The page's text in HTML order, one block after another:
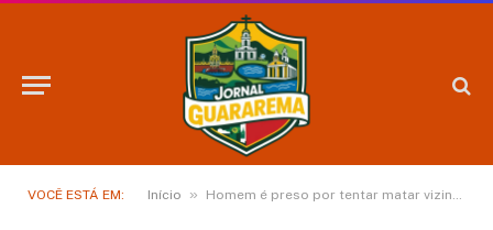
VOCÊ ESTÁ EM: Início » Homem é preso por tentar matar vizinho com uma faca em Guararema, diz polícia